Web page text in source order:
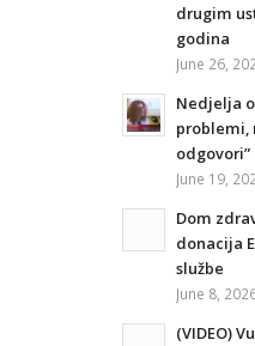
drugim
godina
June 26,
Nedjelja
problemi,
odgovori”
June 19,
Dom
donacija
službe
June 8,
(VIDEO)